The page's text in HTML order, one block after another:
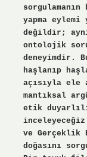
yapma
değildir;
ontolojik
deneyimdir.
haşlanıp
açısıyla ele
mantıksal
etik
ve
doğasını